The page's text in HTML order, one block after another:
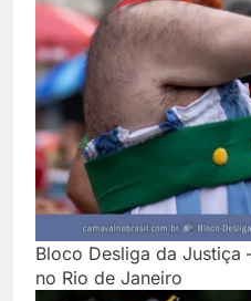
Bloco Desliga da Justiça
no Rio de Janeiro